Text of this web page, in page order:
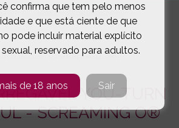
ANÉIS PÉNIS COM VIBRAÇAO
PLUS AZUL - SCREAMING O®
YOU-TURN
- SCREAMING O®
confirma que tem pelo menos
e que está ciente de que
pode incluir material explícito
reservado para adultos.
de 18 anos Sair